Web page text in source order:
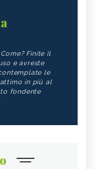
Finite il
e avreste
le
in più al
fondente